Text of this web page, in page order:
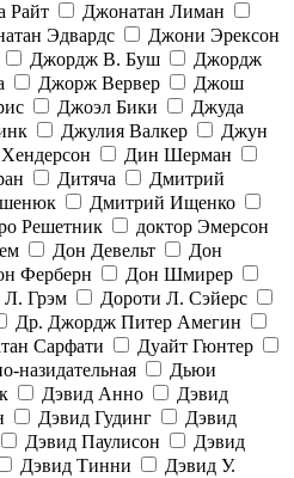
Райт
Джонатан Лиман
Эдвардс
Джони Эрексон
Джордж В. Буш
Джордж
Джорж Вервер
Джош
Джоэл Бики
Джуда
Джулия Валкер
Джун
Дин Шерман
Дитяча
Дмитрий
Дмитрий Ищенко
Решетник
доктор Эмерсон
Дон Девельт
Дон
Ферберн
Дон Шмирер
Л. Грэм
Дороти Л. Сэйерс
Др. Джордж Питер Амегин
Сарфати
Дуайт Гюнтер
назидательная
Дьюи
Дэвид Анно
Дэвид
Дэвид Гудинг
Дэвид
Дэвид Паулисон
Дэвид
Дэвид Тинни
Дэвид У.